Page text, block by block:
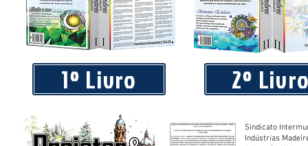
1º Livro 2º
Sindicato
Indústrias